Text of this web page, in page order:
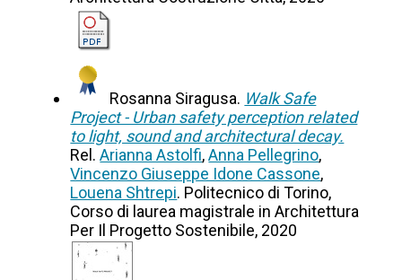
Rosanna Siragusa. Walk Safe
Project - Urban safety perception related
to light, sound and architectural decay.
Rel.Arianna Astolfi,Anna Pellegrino,
Vincenzo Giuseppe Idone Cassone,
Louena Shtrepi. Politecnico di Torino,
Corso di laurea magistrale in Architettura
Per Il Progetto Sostenibile, 2020